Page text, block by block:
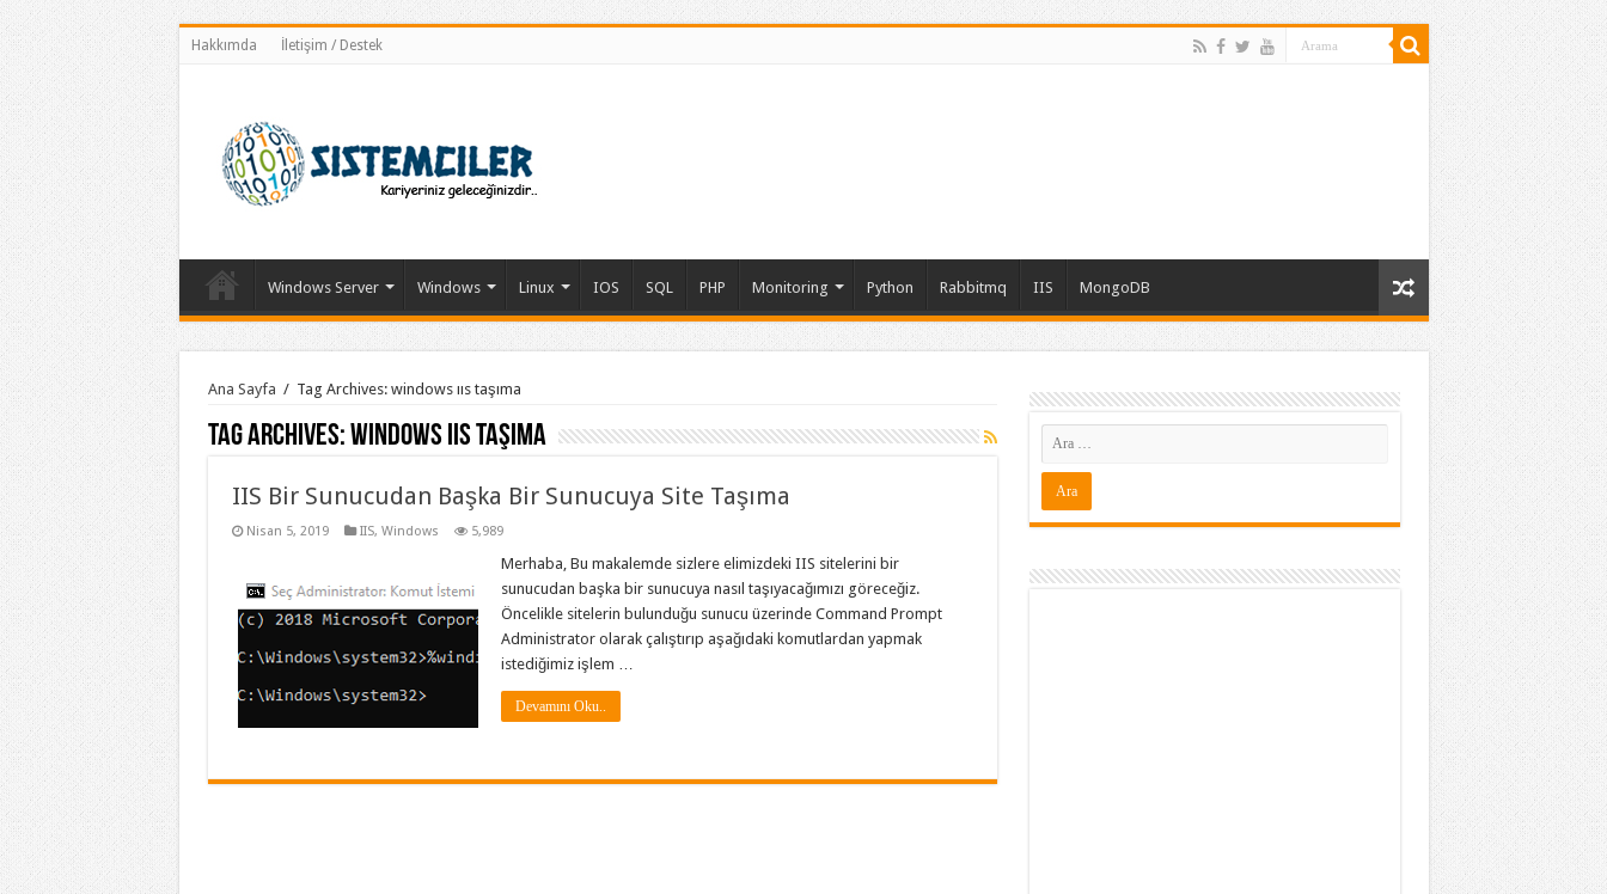
Hakkımda İletişim / Destek
Windows Server Windows Linux IOS SQL PHP Monitoring Python Rabbitmq IIS MongoDB
Ana Sayfa / Tag Archives: windows ııs taşıma
Tag Archives:windows ııs taşıma
IIS Bir Sunucudan Başka Bir Sunucuya Site Taşıma
Nisan 5, 2019 IIS, Windows 5,989
Merhaba, Bu makalemde sizlere elimizdeki IIS sitelerini bir
sunucudan başka bir sunucuya nasıl taşıyacağımızı göreceğiz.
Öncelikle sitelerin bulunduğu sunucu üzerinde Command Prompt
Administrator olarak çalıştırıp aşağıdaki komutlardan yapmak
istediğimiz işlem …
Devamını Oku..